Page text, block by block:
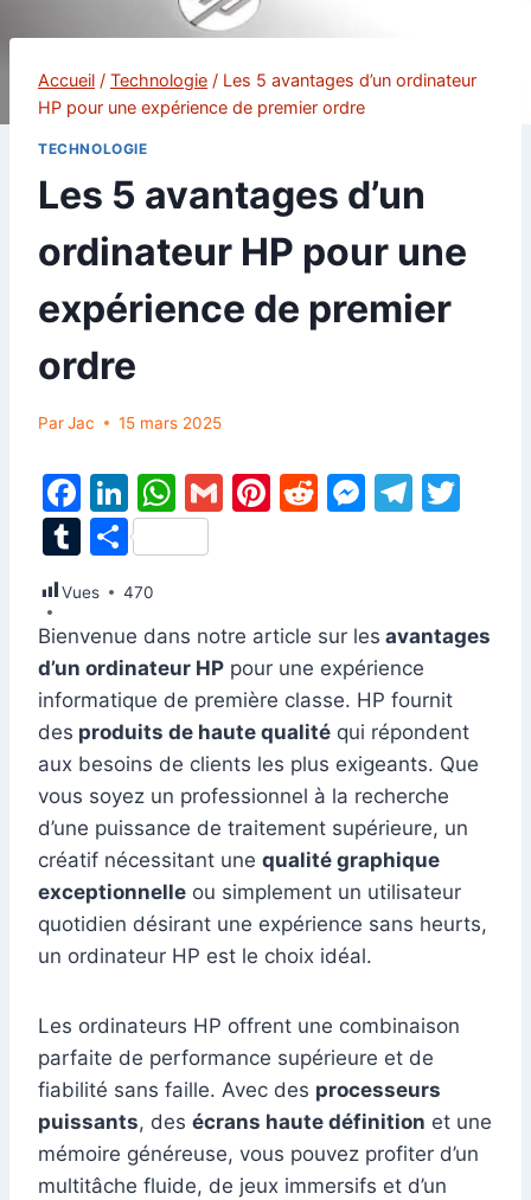
Accueil / Technologie / Les 5 avantages d’un ordinateur
HP pour une expérience de premier ordre
TECHNOLOGIE
Les 5 avantages d’un
ordinateur HP pour une
expérience de premier
ordre
ParJac 15 mars 2025
F
a
c
e
b
o
o
k
Li
n
k
e
dI
n
W
h
at
A
p
p
G
Pi
st
R
t
M
e
n
g
er
T
a
m
T
m
bl
r
P
ar
ta
g
er
Vues 470
Bienvenue dans notre article sur les avantages
d’un ordinateur HP pour une expérience
informatique de première classe. HP fournit
des produits de haute qualité qui répondent
aux besoins de clients les plus exigeants. Que
vous soyez un professionnel à la recherche
d’une puissance de traitement supérieure, un
créatif nécessitant une qualité graphique
exceptionnelle ou simplement un utilisateur
quotidien désirant une expérience sans heurts,
un ordinateur HP est le choix idéal.
Les ordinateurs HP offrent une combinaison
parfaite de performance supérieure et de
fiabilité sans faille. Avec des processeurs
puissants, des écrans haute définition et une
mémoire généreuse, vous pouvez profiter d’un
multitâche fluide, de jeux immersifs et d’un